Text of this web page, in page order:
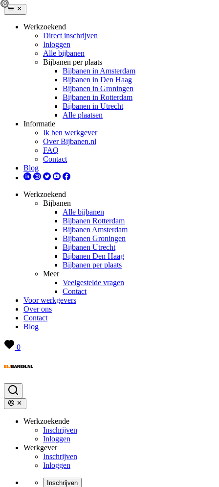
Werkzoekend
Direct inschrijven
Inloggen
Alle bijbanen
Bijbanen per plaats
Bijbanen in Amsterdam
Bijbanen in Den Haag
Bijbanen in Groningen
Bijbanen in Rotterdam
Bijbanen in Utrecht
Alle plaatsen
Informatie
Ik ben werkgever
Over Bijbanen.nl
FAQ
Contact
Blog
Werkzoekend
Bijbanen
Alle bijbanen
Bijbanen Rotterdam
Bijbanen Amsterdam
Bijbanen Groningen
Bijbanen Utrecht
Bijbanen Den Haag
Bijbanen per plaats
Meer
Veelgestelde vragen
Contact
Voor werkgevers
Over ons
Contact
Blog
0
Werkzoekende
Inschrijven
Inloggen
Werkgever
Inschrijven
Inloggen
Inschrijven